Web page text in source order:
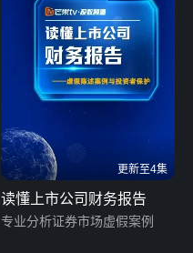
更新至4集
读懂上市公司财务报告
专业分析证券市场虚假案例